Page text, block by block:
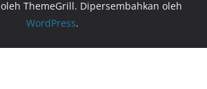
oleh ThemeGrill. Dipersembahkan oleh
WordPress.